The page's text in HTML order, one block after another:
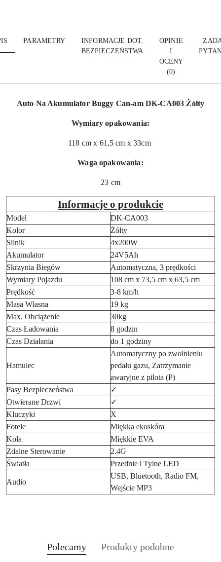
PARAMETRY
INFORMACJE DOT.
BEZPIECZEŃSTWA
OPINIE
I
OCENY
(0)
Auto Na Akumulator Buggy Can-am DK-CA003 Żółty
Wymiary opakowania:
118 cm x 61,5 cm x 33cm
Waga opakowania:
23 cm
Informacje o produkcie
Model
DK-CA003
Kolor
Żółty
Silnik
4x200W
Akumulator
24V5Ah
Skrzynia Biegów
Automatyczna, 3 prędkości
Wymiary Pojazdu
108 cm x 73,5 cm x 63,5 cm
Prędkość
3-8 km/h
Masa Własna
19 kg
Max. Obciążenie
30kg
Czas Ładowania
8 godzin
Czas Działania
do 1 godziny
Hamulec
Automatyczny po zwolnieniu
pedału gazu, Zatrzymanie
awaryjne z pilota (P)
Pasy Bezpieczeństwa
✓
Otwierane Drzwi
✓
Kluczyki
X
Fotele
Miękka ekoskóra
Koła
Miękkie EVA
Zdalne Sterowanie
2.4G
Światła
Przednie i Tylne LED
Audio
USB, Bluetooth, Radio FM,
Wejście MP3
Pomiń karuzelę produktów
Produkty
Polecamy
Produkty
Produkty podobne